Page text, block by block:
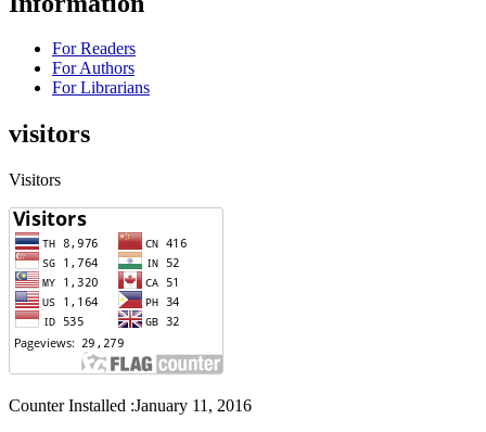
For Readers
For Authors
For Librarians
visitors
Visitors
Counter Installed :January 11, 2016